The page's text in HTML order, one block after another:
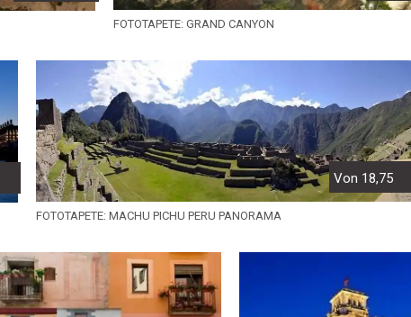
FOTOTAPETE: GRAND CANYON
Von 18,75
FOTOTAPETE: MACHU PICHU PERU PANORAMA